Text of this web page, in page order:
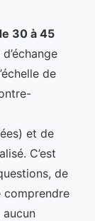
30 à 45
de
et de
C’est
de
comprendre
aucun